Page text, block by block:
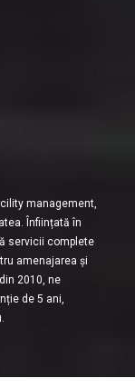
management,
Înființată în
servicii complete
amenajarea și
2010, ne
de 5 ani,